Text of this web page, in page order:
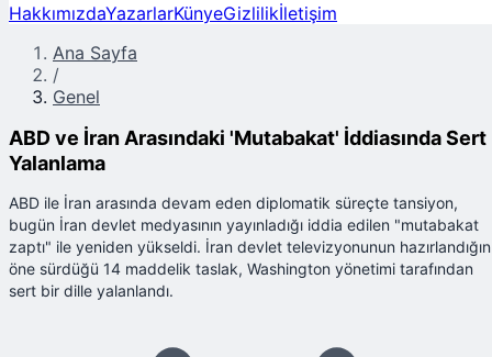
HakkımızdaYazarlarKünyeGizlilikİletişim
Ana Sayfa
/
Genel
ABD ve İran Arasındaki 'Mutabakat' İddiasında Sert
Yalanlama
ABD ile İran arasında devam eden diplomatik süreçte tansiyon,
bugün İran devlet medyasının yayınladığı iddia edilen "mutabakat
zaptı" ile yeniden yükseldi. İran devlet televizyonunun
öne sürdüğü 14 maddelik taslak, Washington yönetimi tarafından
sert bir dille yalanlandı.